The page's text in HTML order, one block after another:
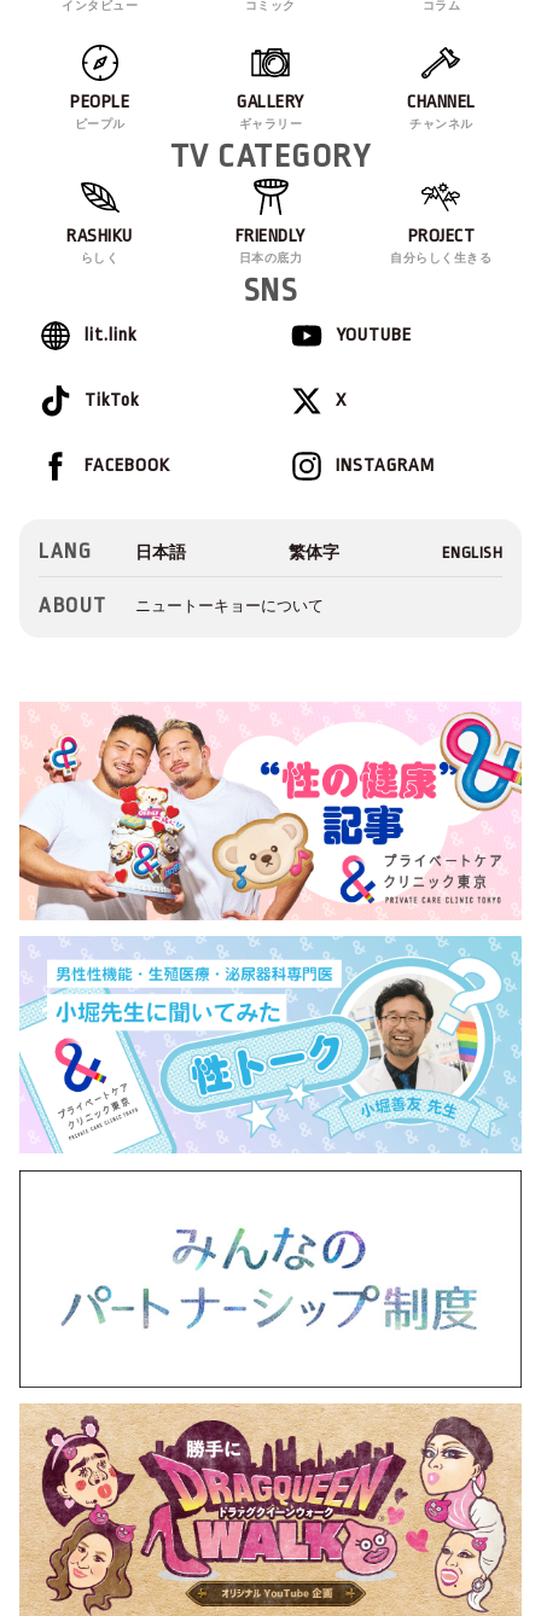
インタビュー コミック コラム
PEOPLE
ピープル
GALLERY
ギャラリー
CHANNEL
チャンネル
TV CATEGORY
RASHIKU
らしく
FRIENDLY
日本の底力
PROJECT
自分らしく生きる
SNS
lit.link YOUTUBE
TikTok X
INSTAGRAM
FACEBOOK
LANG
ABOUT ニュートーキョーについて